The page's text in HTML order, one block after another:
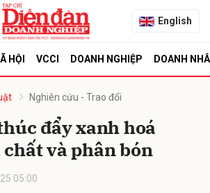
English
HỘI VCCI DOANH NGHIỆP DOANH
Nghiên cứu - Trao đổi
đẩy xanh hoá
và phân bón
05:00